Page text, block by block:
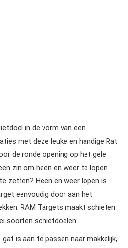
in de vorm van een
met deze leuke en handige Rat
de ronde opening op het gele
zin om heen en weer te lopen
zetten? Heen en weer lopen is
eenvoudig door aan het
RAM Targets maakt schieten
soorten schietdoelen.
is aan te passen naar makkelijk,